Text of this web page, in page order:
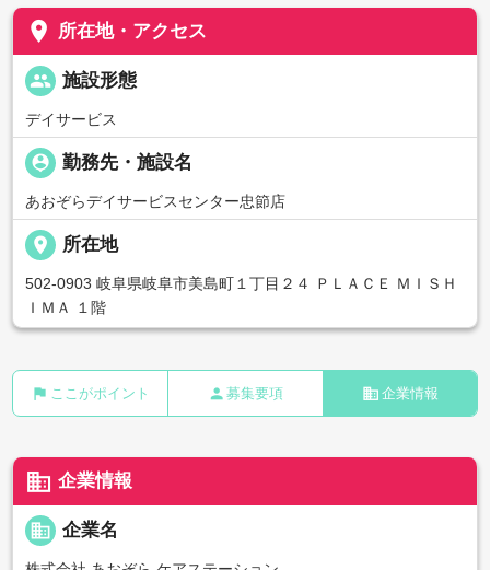
place 所在地・アクセス
people 施設形態
デイサービス
person_pin 勤務先・施設名
あおぞらデイサービスセンター忠節店
place 所在地
502-0903 岐阜県岐阜市美島町１丁目２４ ＰＬＡＣＥ ＭＩＳＨ
ＩＭＡ １階
flag ここがポイント person 募集要項 business 企業情報
business 企業情報
business 企業名